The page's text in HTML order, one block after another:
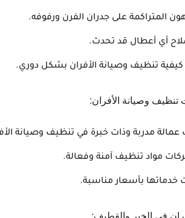
المتراكمة على جدران الفرن ورفوفه.
أي أعطال قد تحدث.
تنظيف وصيانة الأفران بشكل دوري.
وصيانة الأفران:
عمالة مدربة وذات خبرة في تنظيف وصيانة
مواد تنظيف آمنة وفعالة.
خدماتها بأسعار مناسبة.